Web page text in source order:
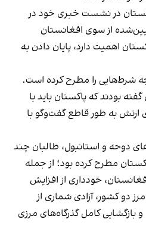
در نشست خبری خود در
از سوی افغانستان
اهمیت دارد، پایان دادن به
شرط‌هایی را مطرح کرده است.
بودند که پاکستان باید با
به طور قاطع گفت‌وگو با
دوحه و استانبول، طالبان چند
مطرح کرده بود؛ از جمله
خودداری از افزایش
دو کشور، آزادی شماری از
بازگشایی کامل گذرگاه‌های مرزی